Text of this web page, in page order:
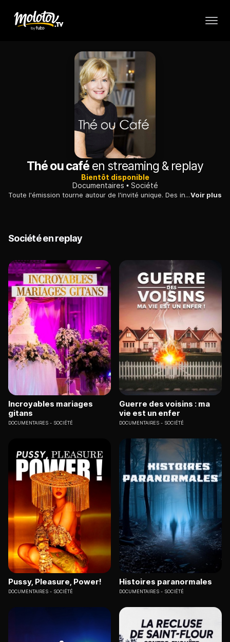
Thé ou café en streaming & replay
Bientôt disponible
Documentaires
Société
Toute l'émission tourne autour de l'invité unique. Des interviews de sa famille et de ses proches sont faites et passées durant l'émission.Voir plus
Société en replay
Incroyables mariages
gitans
DOCUMENTAIRES SOCIÉTÉ
Guerre des voisins : ma
vie est un enfer
DOCUMENTAIRES SOCIÉTÉ
Pussy, Pleasure, Power!
DOCUMENTAIRES SOCIÉTÉ
Histoires paranormales
DOCUMENTAIRES SOCIÉTÉ